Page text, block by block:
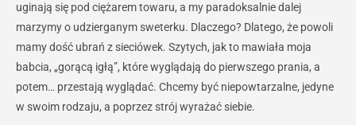
uginają się pod ciężarem towaru, a my paradoksalnie dalej
marzymy o udzierganym sweterku. Dlaczego? Dlatego, że powoli
mamy dość ubrań z sieciówek. Szytych, jak to mawiała moja
babcia, „gorącą igłą”, które wyglądają do pierwszego prania, a
potem… przestają wyglądać. Chcemy być niepowtarzalne, jedyne
w swoim rodzaju, a poprzez strój wyrażać siebie.